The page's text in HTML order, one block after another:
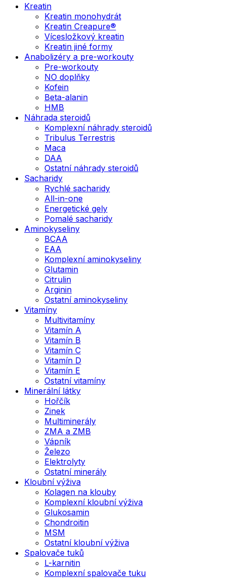
Kreatin
Kreatin monohydrát
Kreatin Creapure®
Vícesložkový kreatin
Kreatin jiné formy
Anabolizéry a pre-workouty
Pre-workouty
NO doplňky
Kofein
Beta-alanin
HMB
Náhrada steroidů
Komplexní náhrady steroidů
Tribulus Terrestris
Maca
DAA
Ostatní náhrady steroidů
Sacharidy
Rychlé sacharidy
All-in-one
Energetické gely
Pomalé sacharidy
Aminokyseliny
BCAA
EAA
Komplexní aminokyseliny
Glutamin
Citrulin
Arginin
Ostatní aminokyseliny
Vitamíny
Multivitamíny
Vitamín A
Vitamín B
Vitamín C
Vitamín D
Vitamín E
Ostatní vitamíny
Minerální látky
Hořčík
Zinek
Multiminerály
ZMA a ZMB
Vápník
Železo
Elektrolyty
Ostatní minerály
Kloubní výživa
Kolagen na klouby
Komplexní kloubní výživa
Glukosamin
Chondroitin
MSM
Ostatní kloubní výživa
Spalovače tuků
L-karnitin
Komplexní spalovače tuku